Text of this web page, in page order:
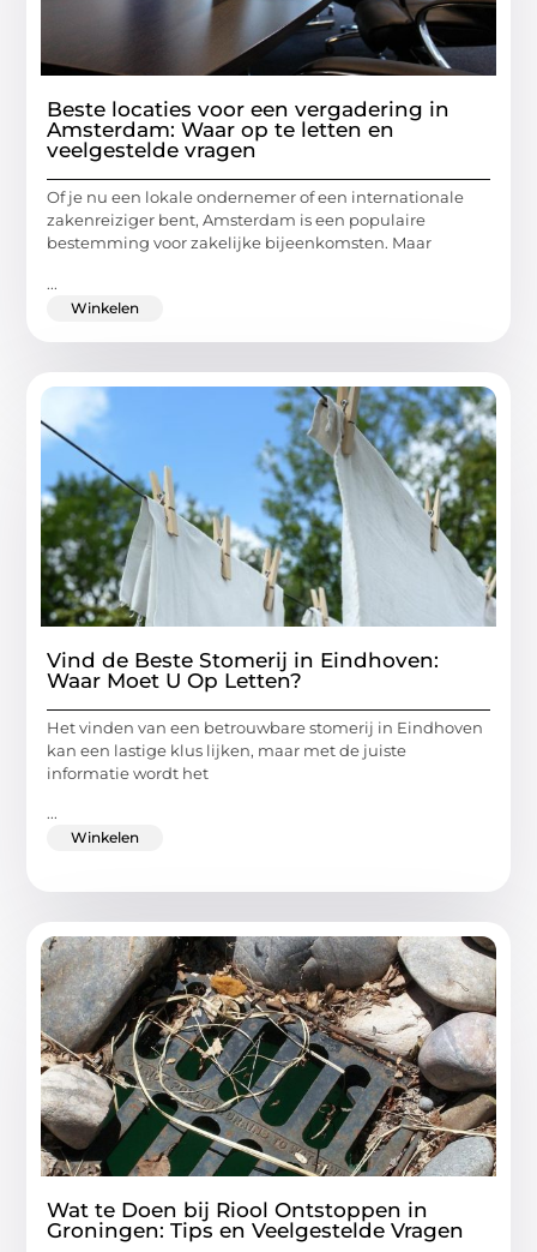
Beste locaties voor een vergadering in
Amsterdam: Waar op te letten en
veelgestelde vragen
Of je nu een lokale ondernemer of een internationale
zakenreiziger bent, Amsterdam is een populaire
bestemming voor zakelijke bijeenkomsten. Maar
...
Winkelen
Vind de Beste Stomerij in Eindhoven:
Waar Moet U Op Letten?
Het vinden van een betrouwbare stomerij in Eindhoven
kan een lastige klus lijken, maar met de juiste
informatie wordt het
...
Winkelen
Wat te Doen bij Riool Ontstoppen in
Groningen: Tips en Veelgestelde Vragen